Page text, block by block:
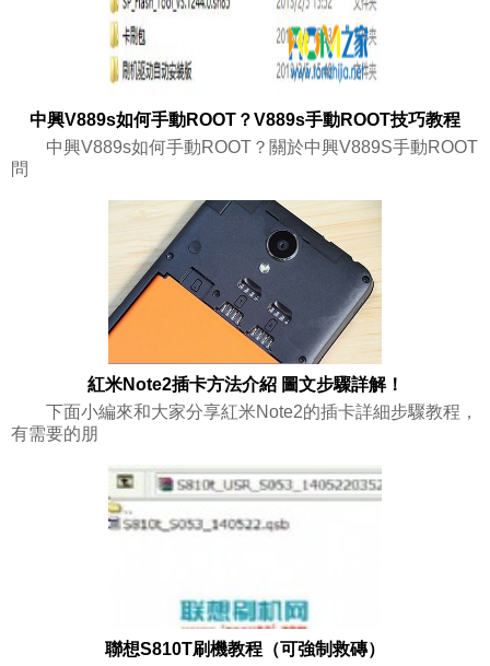
中興V889s如何手動ROOT？V889s手動ROOT技巧教程
中興V889s如何手動ROOT？關於中興V889S手動ROOT
問
紅米Note2插卡方法介紹 圖文步驟詳解！
下面小編來和大家分享紅米Note2的插卡詳細步驟教程，
有需要的朋
聯想S810T刷機教程（可強制救磚）